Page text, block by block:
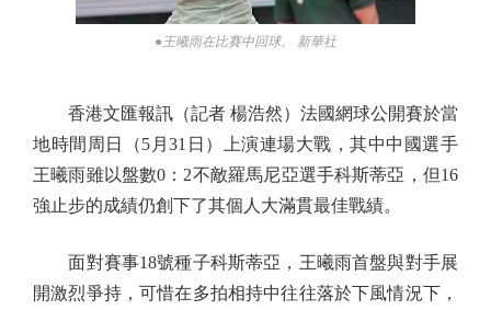
●王曦雨在比賽中回球。 新華社
香港文匯報訊（記者 楊浩然）法國網球公開賽於當
地時間周日（5月31日）上演連場大戰，其中中國選手
王曦雨雖以盤數0：2不敵羅馬尼亞選手科斯蒂亞，但16
強止步的成績仍創下了其個人大滿貫最佳戰績。
面對賽事18號種子科斯蒂亞，王曦雨首盤與對手展
開激烈爭持，可惜在多拍相持中往往落於下風情況下，